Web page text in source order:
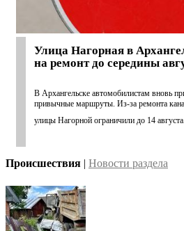
Улица Нагорная в
на ремонт до середины
В Архангельске автомобилистам вновь
привычные маршруты. Из-за ремонта
улицы Нагорной ограничили до 14 августа.
Происшествия | Новости раздела